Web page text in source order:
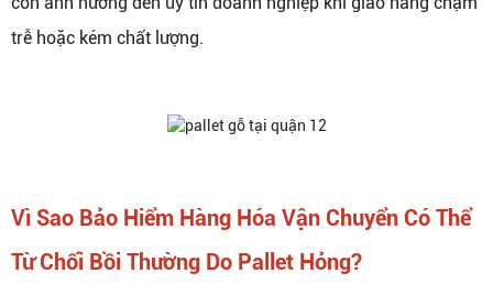
trễ hoặc kém chất lượng.
Vì Sao Bảo Hiểm Hàng Hóa Vận Chuyển Có Thể
Từ Chối Bồi Thường Do Pallet Hỏng?